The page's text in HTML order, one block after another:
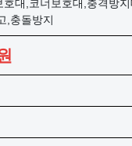
호대,코너보호대,충격방
,충돌방지